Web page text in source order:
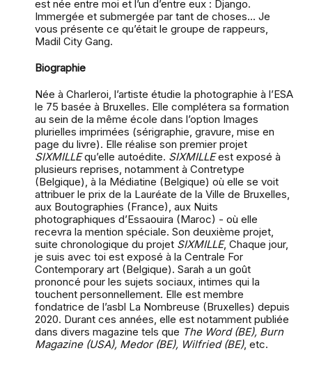
est née entre moi et l’un d’entre eux : Django.
Immergée et submergée par tant de choses... Je
vous présente ce qu’était le groupe de rappeurs,
Madil City Gang.
Biographie
Née à Charleroi, l’artiste étudie la photographie à l’ESA
le 75 basée à Bruxelles. Elle complétera sa formation
au sein de la même école dans l’option Images
plurielles imprimées (sérigraphie, gravure, mise en
page du livre). Elle réalise son premier projet
SIXMILLEqu’elle autoédite. SIXMILLEest exposé à
plusieurs reprises, notamment à Contretype
(Belgique), à la Médiatine (Belgique) où elle se voit
attribuer le prix de la Lauréate de la Ville de Bruxelles,
aux Boutographies (France), aux Nuits
photographiques d’Essaouira (Maroc) - où elle
recevra la mention spéciale. Son deuxième projet,
suite chronologique du projet SIXMILLE, Chaque jour,
je suis avec toi est exposé à la Centrale For
Contemporary art (Belgique). Sarah a un goût
prononcé pour les sujets sociaux, intimes qui la
touchent personnellement. Elle est membre
fondatrice de l’asbl La Nombreuse (Bruxelles) depuis
2020. Durant ces années, elle est notamment publiée
dans divers magazine tels que The Word (BE), Burn
Magazine (USA), Medor (BE), Wilfried (BE), etc.